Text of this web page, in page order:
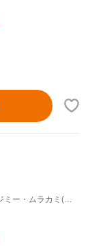
チャールズ・ディケンズ(原作),ジミー・ムラカミ(監督),サイモン・キャロウ